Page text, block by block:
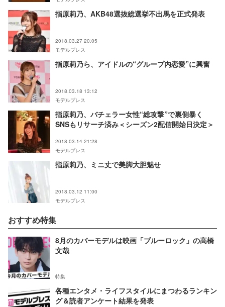
指原莉乃、AKB48選抜総選挙不出馬を正式発表
2018.03.27 20:05
モデルプレス
指原莉乃ら、アイドルの“グループ内恋愛”に興奮
2018.03.18 13:12
モデルプレス
指原莉乃、バチェラー女性“総攻撃”で裏側暴く
SNSもリサーチ済み＜シーズン2配信開始日決定＞
2018.03.14 21:28
モデルプレス
指原莉乃、ミニ丈で美脚大胆魅せ
2018.03.12 11:00
モデルプレス
おすすめ特集
8月のカバーモデルは映画「ブルーロック」の高橋
文哉
特集
各種エンタメ・ライフスタイルにまつわるランキン
グ＆読者アンケート結果を発表